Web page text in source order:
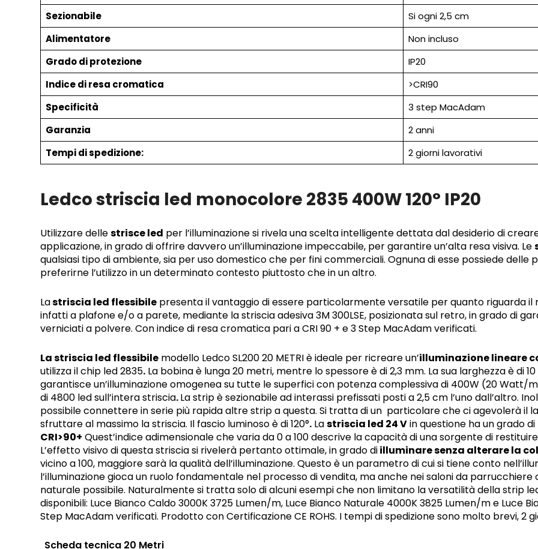
Sezionabile
Si ogni 2,5 cm
Alimentatore
Non incluso
Grado di protezione
IP20
Indice di resa cromatica
>CRI90
Specificità
3 step MacAdam
Garanzia
2 anni
Tempi di spedizione:
2 giorni lavorativi
Ledco striscia led monocolore 2835 400W 120° IP20
Utilizzare dellestrisce led per l’illuminazione si rivela una scelta intelligente dettata dal desiderio di
applicazione, in grado di offrire davvero un’illuminazione impeccabile, per garantire un’alta resa visiva. Le
qualsiasi tipo di ambiente, sia per uso domestico che per fini commerciali. Ognuna di esse possiede
preferirne l’utilizzo in un determinato contesto piuttosto che in un altro.
Lastriscia led flessibile presenta il vantaggio di essere particolarmente versatile per quanto riguarda il
infatti a plafone e/o a parete, mediante la striscia adesiva 3M 300LSE, posizionata sul retro, in grado di
verniciati a polvere. Con indice di resa cromatica pari a CRI 90 + e 3 Step MacAdam verificati.
La striscia led flessibile modello Ledco SL200 20 METRI è ideale per ricreare un’illuminazione lineare
utilizza il chip led 2835. La bobina è lunga 20 metri, mentre lo spessore è di 2,3 mm. La sua larghezza è di
garantisce un’illuminazione omogenea su tutte le superfici con potenza complessiva di 400W (20 Watt/
di 4800 led sull’intera striscia.La strip è sezionabile ad interassi prefissati posti a 2,5 cm l’uno dall’altro.
possibile connettere in serie più rapida altre strip a questa. Si tratta di un particolare che ci agevolerà il
sfruttare al massimo la striscia. Il fascio luminoso è di 120°. Lastriscia led 24 Vin questione ha un grado
CRI>90+ Quest’indice adimensionale che varia da 0 a 100 descrive la capacità di una sorgente di
L’effetto visivo di questa striscia si rivelerà pertanto ottimale, in grado diilluminare senza alterare la
vicino a 100, maggiore sarà la qualità dell’illuminazione. Questo è un parametro di cui si tiene conto
l’illuminazione gioca un ruolo fondamentale nel processo di vendita, ma anche nei saloni da parrucchiere
naturale possibile. Naturalmente si tratta solo di alcuni esempi che non limitano la versatilità della strip
disponibili: Luce Bianco Caldo 3000K 3725 Lumen/m, Luce Bianco Naturale 4000K 3825 Lumen/m e Luce
Step MacAdam verificati. Prodotto con Certificazione CE ROHS. I tempi di spedizione sono molto brevi, 2
Scheda tecnica 20 Metri